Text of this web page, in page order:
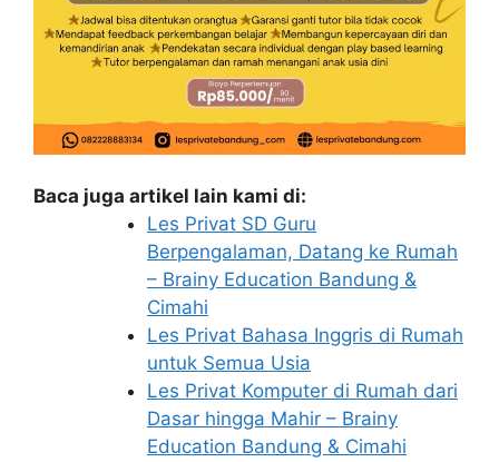
Baca juga artikel lain kami di:
Les Privat SD Guru
Berpengalaman, Datang ke Rumah
– Brainy Education Bandung &
Cimahi
Les Privat Bahasa Inggris di Rumah
untuk Semua Usia
Les Privat Komputer di Rumah dari
Dasar hingga Mahir – Brainy
Education Bandung & Cimahi